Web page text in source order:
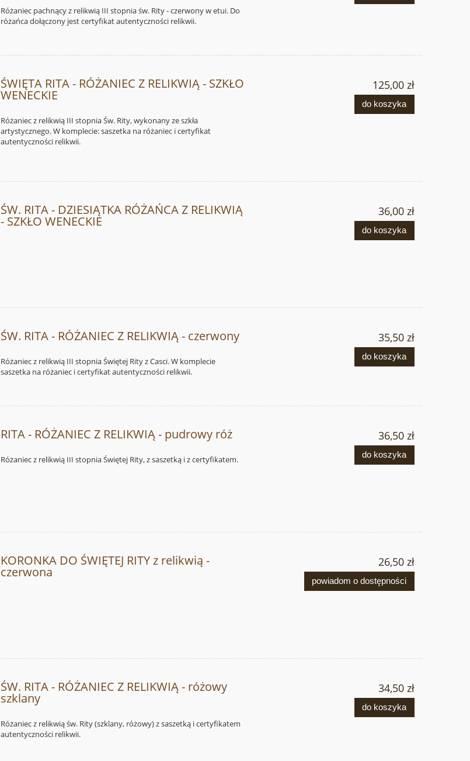
Różaniec pachnący z relikwią III stopnia św. Rity - czerwony w etui. Do
różańca dołączony jest certyfikat autentyczności relikwii.
ŚWIĘTA RITA - RÓŻANIEC Z RELIKWIĄ - SZKŁO
WENECKIE
Różaniec z relikwią III stopnia Św. Rity, wykonany ze szkła
artystycznego. W komplecie: saszetka na różaniec i certyfikat
autentyczności relikwii.
125,00 zł
do koszyka
ŚW. RITA - DZIESIĄTKA RÓŻAŃCA Z RELIKWIĄ
- SZKŁO WENECKIE
36,00 zł
do koszyka
ŚW. RITA - RÓŻANIEC Z RELIKWIĄ - czerwony
Różaniec z relikwią III stopnia Świętej Rity z Casci. W komplecie
saszetka na różaniec i certyfikat autentyczności relikwii.
35,50 zł
do koszyka
RITA - RÓŻANIEC Z RELIKWIĄ - pudrowy róż
Różaniec z relikwią III stopnia Świętej Rity, z saszetką i z certyfikatem.
36,50 zł
do koszyka
KORONKA DO ŚWIĘTEJ RITY z relikwią -
czerwona
26,50 zł
powiadom o dostępności
ŚW. RITA - RÓŻANIEC Z RELIKWIĄ - różowy
szklany
Różaniec z relikwią św. Rity (szklany, różowy) z saszetką i certyfikatem
autentyczności relikwii.
34,50 zł
do koszyka